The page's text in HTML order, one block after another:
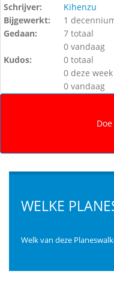
Schrijver:
Kihenzu
Bijgewerkt:
1
Gedaan:
7 totaal
0 vandaag
Kudos:
0 totaal
0 deze week
0 vandaag
WELKE
Welk van deze